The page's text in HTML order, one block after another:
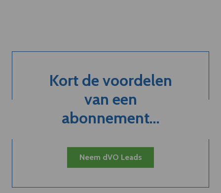
Kort de voordelen
van een
abonnement...
Neem dVO Leads